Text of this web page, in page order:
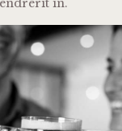
in.